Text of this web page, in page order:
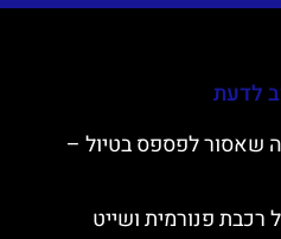
לדעת
שאסור לפספס בטיול –
רכבת פנורמית ושייט